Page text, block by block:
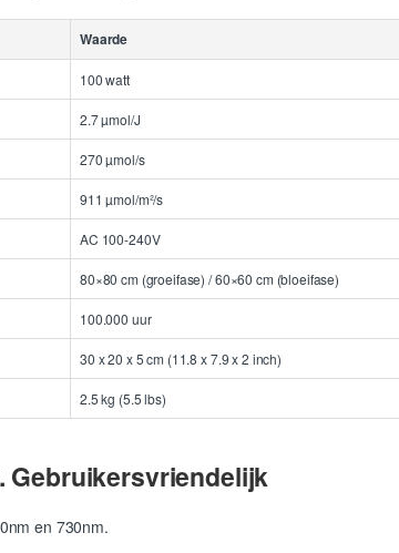
Waarde
100 watt
2.7 µmol/J
270 µmol/s
911 µmol/m²/s
AC 100-240V
80×80 cm (groeifase) / 60×60 cm (bloeifase)
100.000 uur
30 x 20 x 5 cm (11.8 x 7.9 x 2 inch)
2.5 kg (5.5 lbs)
Gebruikersvriendelijk
en 730nm.